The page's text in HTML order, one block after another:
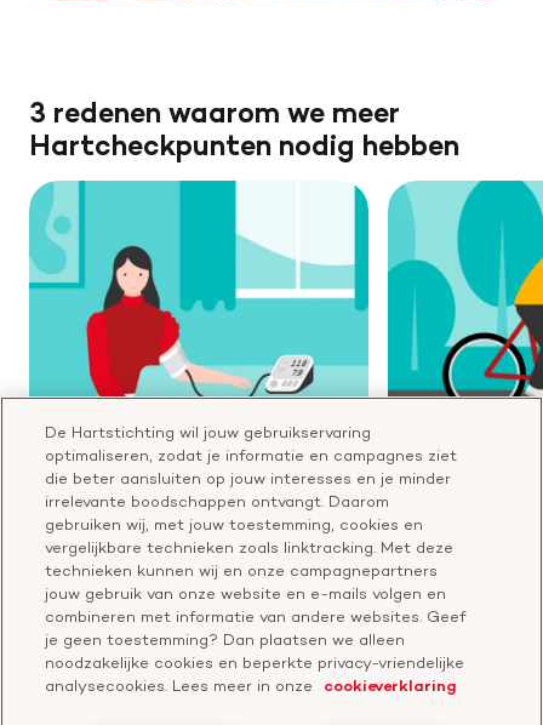
3 redenen waarom we meer
Hartcheckpunten nodig hebben
Gratis metingen en gesprekken
Ongeveer 2/3 van alle
Hartcheckpuntbezoekers heeft een
verhoogd cholesterol. Bij de
Hartcheckpunten kregen ze direct advies
over wat ze kunnen doen om dit te
verlagen.
De kracht van
voorkomen met
Daarom kun je bij
met
wat je zelf kunt
hartgezondheid.
De Hartstichting wil jouw gebruikservaring
optimaliseren, zodat je informatie en campagnes ziet
die beter aansluiten op jouw interesses en je minder
irrelevante boodschappen ontvangt. Daarom
gebruiken wij, met jouw toestemming, cookies en
vergelijkbare technieken zoals linktracking. Met deze
technieken kunnen wij en onze campagnepartners
jouw gebruik van onze website en e-mails volgen en
combineren met informatie van andere websites. Geef
je geen toestemming? Dan plaatsen we alleen
noodzakelijke cookies en beperkte privacy-vriendelijke
analysecookies. Lees meer in onze
cookieverklaring